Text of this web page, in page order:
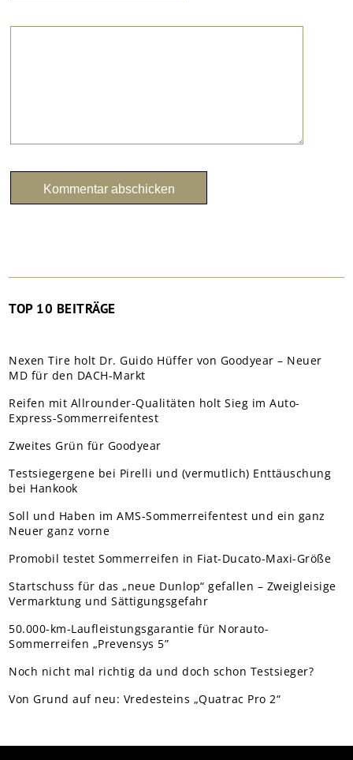
TOP 10 BEITRÄGE
Nexen Tire holt Dr. Guido Hüffer von Goodyear – Neuer
MD für den DACH-Markt
Reifen mit Allrounder-Qualitäten holt Sieg im Auto-
Express-Sommerreifentest
Zweites Grün für Goodyear
Testsiegergene bei Pirelli und (vermutlich) Enttäuschung
bei Hankook
Soll und Haben im AMS-Sommerreifentest und ein ganz
Neuer ganz vorne
Promobil testet Sommerreifen in Fiat-Ducato-Maxi-Größe
Startschuss für das „neue Dunlop“ gefallen – Zweigleisige
Vermarktung und Sättigungsgefahr
50.000-km-Laufleistungsgarantie für Norauto-
Sommerreifen „Prevensys 5”
Noch nicht mal richtig da und doch schon Testsieger?
Von Grund auf neu: Vredesteins „Quatrac Pro 2“